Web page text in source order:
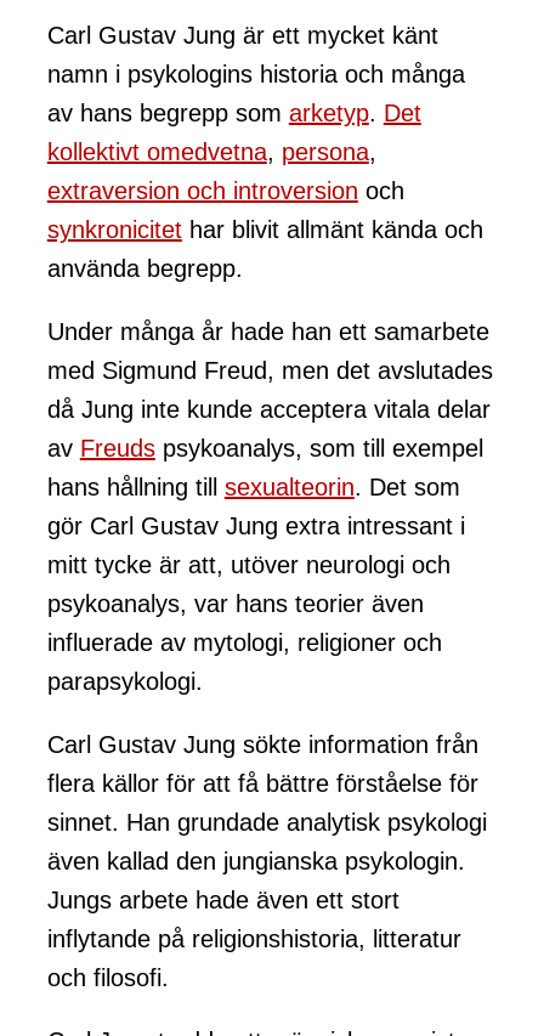
Carl Gustav Jung är ett mycket känt
namn i psykologins historia och många
av hans begrepp som arketyp. Det
kollektivt omedvetna, persona,
extraversion och introversion och
synkronicitethar blivit allmänt kända och
använda begrepp.
Under många år hade han ett samarbete
med Sigmund Freud, men det avslutades
då Jung inte kunde acceptera vitala delar
av Freudspsykoanalys, som till exempel
hans hållning till sexualteorin. Det som
gör Carl Gustav Jung extra intressant i
mitt tycke är att, utöver neurologi och
psykoanalys, var hans teorier även
influerade av mytologi, religioner och
parapsykologi.
Carl Gustav Jung sökte information från
flera källor för att få bättre förståelse för
sinnet. Han grundade analytisk psykologi
även kallad den jungianska psykologin.
Jungs arbete hade även ett stort
inflytande på religionshistoria, litteratur
och filosofi.